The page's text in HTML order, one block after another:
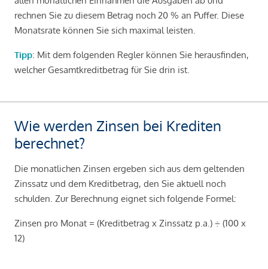
rechnen Sie zu diesem Betrag noch 20 % an Puffer. Diese
Monatsrate können Sie sich maximal leisten.
Tipp: Mit dem folgenden Regler können Sie herausfinden,
welcher Gesamtkreditbetrag für Sie drin ist.
Wie werden Zinsen bei Krediten
berechnet?
Die monatlichen Zinsen ergeben sich aus dem geltenden
Zinssatz und dem Kreditbetrag, den Sie aktuell noch
schulden. Zur Berechnung eignet sich folgende Formel:
Zinsen pro Monat = (Kreditbetrag x Zinssatz p.a.) ÷ (100 x
12)